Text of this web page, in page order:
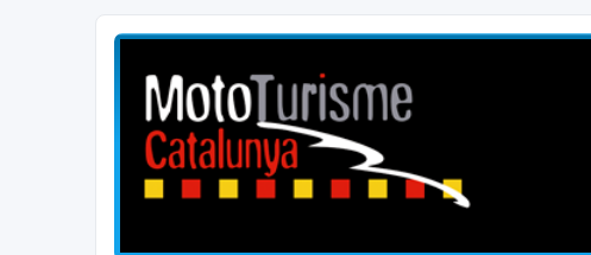
Mototurisme
Turisme en moto en català